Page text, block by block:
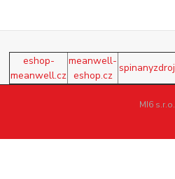
eshop-
meanwell.cz
meanwell-
eshop.cz
MI6 s.r.o.